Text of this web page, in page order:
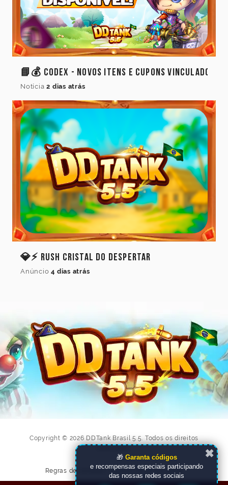
📘💰 Codex - Novos Itens e Cupons Vinculados
Notícia 2 dias atrás
💎⚡ Rush Cristal do Despertar
Anúncio 4 dias atrás
Copyright © 2026 DDTank Brasil 5.5. Todos os direitos
Regras de conduta|Política de privacidade
✖
🎁 Garanta códigos
e recompensas especiais participando
das nossas redes sociais